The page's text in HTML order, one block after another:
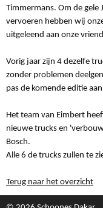
Timmermans. Om de gele
vervoeren hebben wij
uitgeleend aan onze
Vorig jaar zijn 4 dezelfe
zonder problemen
pas de komende editie
Het team van Eimbert
nieuwe trucks en
Bosch.
Alle 6 de trucks zullen te
Terug naar het overzicht